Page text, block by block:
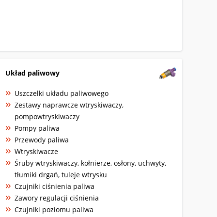
Układ paliwowy
Uszczelki układu paliwowego
Zestawy naprawcze wtryskiwaczy,
pompowtryskiwaczy
Pompy paliwa
Przewody paliwa
Wtryskiwacze
Śruby wtryskiwaczy, kołnierze, osłony, uchwyty,
tłumiki drgań, tuleje wtrysku
Czujniki ciśnienia paliwa
Zawory regulacji ciśnienia
Czujniki poziomu paliwa